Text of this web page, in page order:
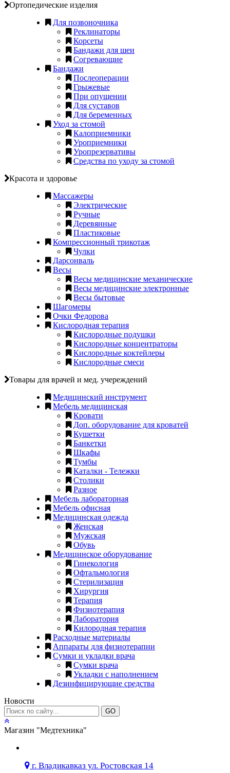
Ортопедические изделия
Для позвоночника
Реклинаторы
Корсеты
Бандажи для шеи
Согревающие
Бандажи
Послеоперации
Грыжевые
При опущении
Для суставов
Для беременных
Уход за стомой
Калоприемники
Уроприемники
Уропрезервативы
Средства по уходу за стомой
Красота и здоровье
Массажеры
Электрические
Ручные
Деревянные
Пластиковые
Компрессионный трикотаж
Чулки
Дарсонваль
Весы
Весы медицинские механические
Весы медицинские электронные
Весы бытовые
Шагомеры
Очки Федорова
Кислородная терапия
Кислородные подушки
Кислородные концентраторы
Кислородные коктейлеры
Кислородные смеси
Товары для врачей и мед. учереждений
Медицинский инструмент
Мебель медицинская
Кровати
Доп. оборудование для кроватей
Кушетки
Банкетки
Шкафы
Тумбы
Каталки - Тележки
Столики
Разное
Мебель лабораторная
Мебель офисная
Медицинская одежда
Женская
Мужская
Обувь
Медицинское оборудование
Гинекология
Офтальмология
Стерилизация
Хирургия
Терапия
Физиотерапия
Лаборатория
Килородная терапия
Расходные материалы
Аппараты для физиотерапии
Сумки и укладки врача
Сумки врача
Укладки с наполнением
Дезинфицирующие средства
Новости
GO
Магазин "Медтехника"
г. Владикавказ ул. Ростовская 14